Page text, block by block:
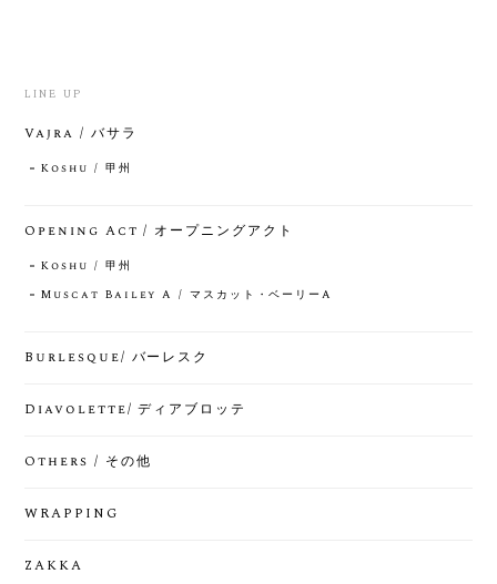
LINE UP
Vajra / バサラ
Koshu / 甲州
Opening Act / オープニングアクト
Koshu / 甲州
Muscat Bailey A / マスカット・ベーリーA
Burlesque/ バーレスク
Diavolette/ ディアブロッテ
Others / その他
WRAPPING
ZAKKA